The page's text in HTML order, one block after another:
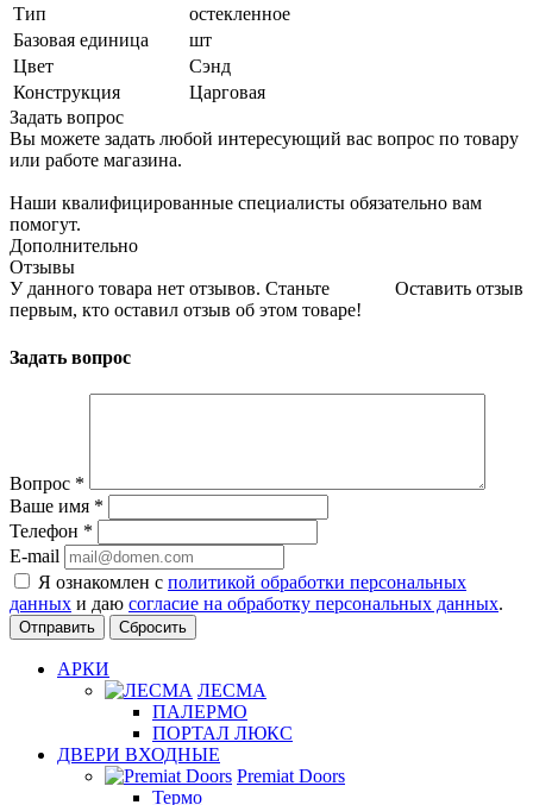
Тип
остекленное
Базовая единица
шт
Цвет
Сэнд
Конструкция
Царговая
Задать вопрос
Вы можете задать любой интересующий вас вопрос по товару
или работе магазина.
Наши квалифицированные специалисты обязательно вам
помогут.
Дополнительно
Отзывы
Оставить отзыв
У данного товара нет отзывов. Станьте
первым, кто оставил отзыв об этом товаре!
Задать вопрос
Вопрос *
Ваше имя *
Телефон *
E-mail
Я ознакомлен с политикой обработки персональных
данных и даю согласие на обработку персональных данных.
Сбросить
АРКИ
ЛЕСМА
ПАЛЕРМО
ПОРТАЛ ЛЮКС
ДВЕРИ ВХОДНЫЕ
Premiat Doors
Термо